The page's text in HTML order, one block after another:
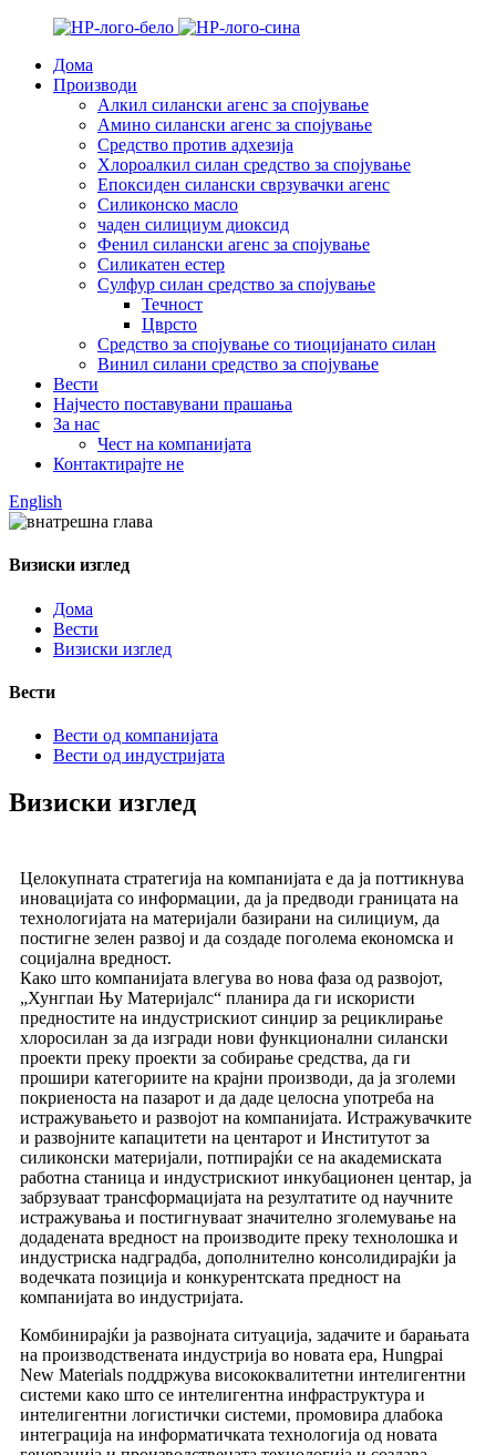
Дома
Производи
Алкил силански агенс за спојување
Амино силански агенс за спојување
Средство против адхезија
Хлороалкил силан средство за спојување
Епоксиден силански сврзувачки агенс
Силиконско масло
чаден силициум диоксид
Фенил силански агенс за спојување
Силикатен естер
Сулфур силан средство за спојување
Течност
Цврсто
Средство за спојување со тиоцијанато силан
Винил силани средство за спојување
Вести
Најчесто поставувани прашања
За нас
Чест на компанијата
Контактирајте не
English
Визиски изглед
Дома
Вести
Визиски изглед
Вести
Вести од компанијата
Вести од индустријата
Визиски изглед
Целокупната стратегија на компанијата е да ја поттикнува
иновацијата со информации, да ја предводи границата на
технологијата на материјали базирани на силициум, да
постигне зелен развој и да создаде поголема економска и
социјална вредност.
Како што компанијата влегува во нова фаза од развојот,
„Хунгпаи Њу Материјалс“ планира да ги искористи
предностите на индустрискиот синџир за рециклирање
хлоросилан за да изгради нови функционални силански
проекти преку проекти за собирање средства, да ги
прошири категориите на крајни производи, да ја зголеми
покриеноста на пазарот и да даде целосна употреба на
истражувањето и развојот на компанијата. Истражувачките
и развојните капацитети на центарот и Институтот за
силиконски материјали, потпирајќи се на академиската
работна станица и индустрискиот инкубационен центар, ја
забрзуваат трансформацијата на резултатите од научните
истражувања и постигнуваат значително зголемување на
додадената вредност на производите преку технолошка и
индустриска надградба, дополнително консолидирајќи ја
водечката позиција и конкурентската предност на
компанијата во индустријата.
Комбинирајќи ја развојната ситуација, задачите и барањата
на производствената индустрија во новата ера, Hungpai
New Materials поддржува висококвалитетни интелигентни
системи како што се интелигентна инфраструктура и
интелигентни логистички системи, промовира длабока
интеграција на информатичката технологија од новата